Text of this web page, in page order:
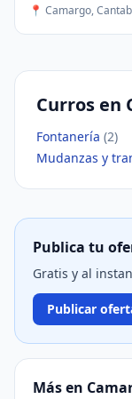
📍 Camargo,
Curros en
Fontanería (2)
Mudanzas y
Publica tu
Gratis y al
Publicar
Más en